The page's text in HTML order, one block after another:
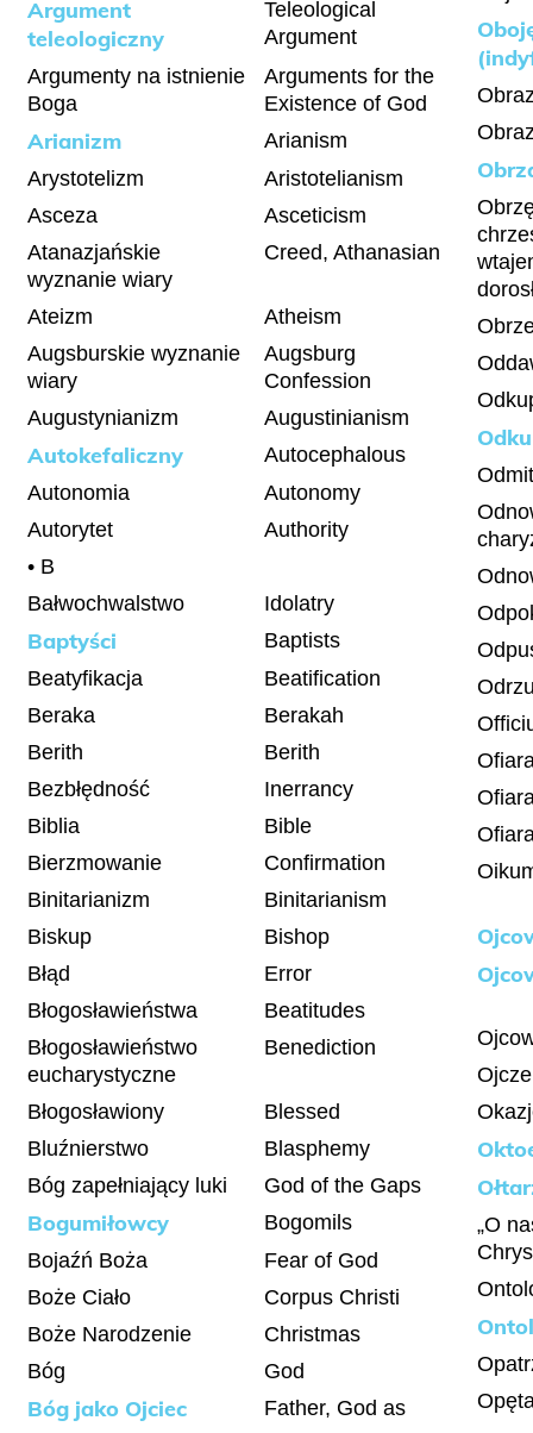
Argument
teleologiczny
Teleological
Argument
Argumenty na istnienie
Boga
Arguments for the
Existence of God
Arianizm
Arianism
Arystotelizm
Aristotelianism
Asceza
Asceticism
Atanazjańskie
wyznanie wiary
Creed, Athanasian
Ateizm
Atheism
Augsburskie wyznanie
wiary
Augsburg
Confession
Augustynianizm
Augustinianism
Autokefaliczny
Autocephalous
Autonomia
Autonomy
Autorytet
Authority
• B
Bałwochwalstwo
Idolatry
Baptyści
Baptists
Beatyfikacja
Beatification
Beraka
Berakah
Berith
Berith
Bezbłędność
Inerrancy
Biblia
Bible
Bierzmowanie
Confirmation
Binitarianizm
Binitarianism
Biskup
Bishop
Błąd
Error
Błogosławieństwa
Beatitudes
Błogosławieństwo
eucharystyczne
Benediction
Błogosławiony
Blessed
Bluźnierstwo
Blasphemy
Bóg zapełniający luki
God of the Gaps
Bogumiłowcy
Bogomils
Bojaźń Boża
Fear of God
Boże Ciało
Corpus Christi
Boże Narodzenie
Christmas
Bóg
God
Bóg jako Ojciec
Father, God as
„O